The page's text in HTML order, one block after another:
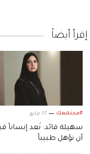
إقرأ أيضاً
#مجتمعك 17 مايو
سهيلة قائد: نُعد إنساناً
أن نؤهل طبيباً